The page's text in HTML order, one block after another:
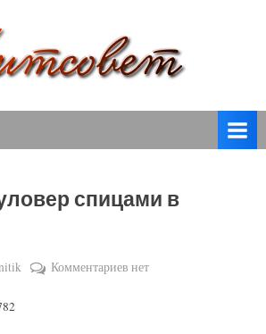
т
о
е
спицами,
крючком,
вязаные
модели
описанием
спицами в
Комментариевкнет